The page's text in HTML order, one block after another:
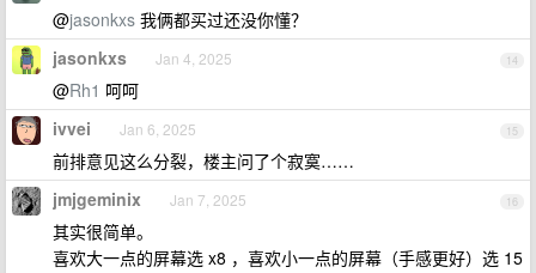
@jasonkxs 我俩都买过还没你懂？
14
jasonkxs Jan 4, 2025
@Rh1 呵呵
15
ivvei Jan 6, 2025
前排意见这么分裂，楼主问了个寂寞……
16
jmjgeminix Jan 7, 2025
其实很简单。
喜欢大一点的屏幕选 x8 ，喜欢小一点的屏幕（手感更好）选 15